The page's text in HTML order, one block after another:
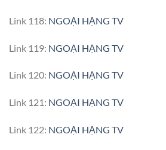
Link 118: NGOẠI HẠNG TV
Link 119: NGOẠI HẠNG TV
Link 120: NGOẠI HẠNG TV
Link 121: NGOẠI HẠNG TV
Link 122: NGOẠI HẠNG TV